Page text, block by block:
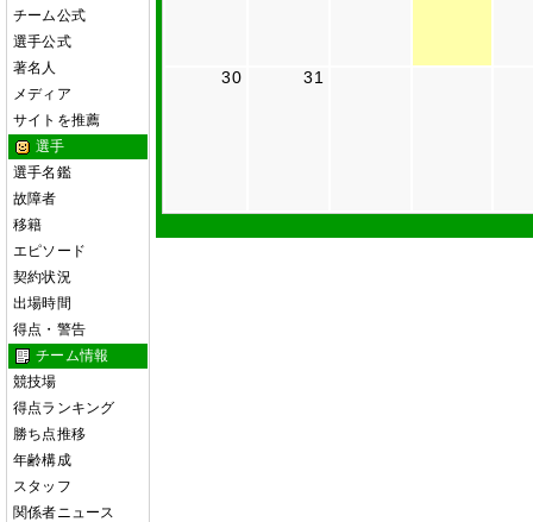
チーム公式
選手公式
著名人
メディア
サイトを推薦
選手
選手名鑑
故障者
移籍
エピソード
契約状況
出場時間
得点・警告
チーム情報
競技場
得点ランキング
勝ち点推移
年齢構成
スタッフ
関係者ニュース
30 31